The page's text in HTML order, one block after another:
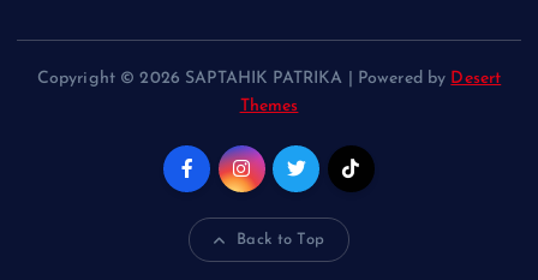
Copyright © 2026 SAPTAHIK PATRIKA | Powered by Desert
Themes
Back to Top